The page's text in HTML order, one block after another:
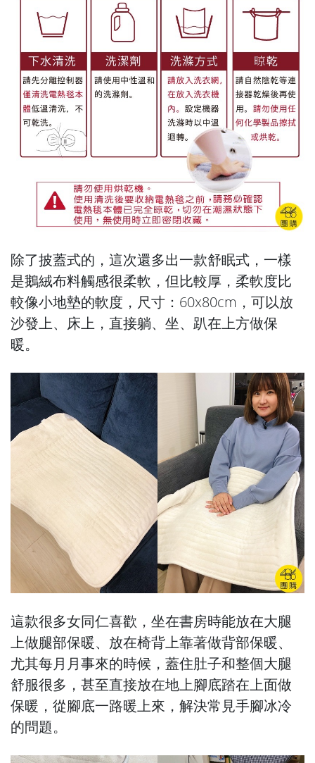
除了披蓋式的，這次還多出一款舒眠式，一樣
是鵝絨布料觸感很柔軟，但比較厚，柔軟度比
較像小地墊的軟度，尺寸：60x80cm，可以放
沙發上、床上，直接躺、坐、趴在上方做保
暖。
這款很多女同仁喜歡，坐在書房時能放在大腿
上做腿部保暖、放在椅背上靠著做背部保暖、
尤其每月月事來的時候，蓋住肚子和整個大腿
舒服很多，甚至直接放在地上腳底踏在上面做
保暖，從腳底一路暖上來，解決常見手腳冰冷
的問題。